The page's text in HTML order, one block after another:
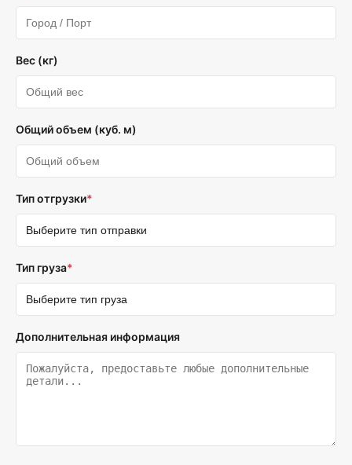
Вес (кг)
Общий объем (куб. м)
Тип отгрузки*
Тип груза*
Дополнительная информация